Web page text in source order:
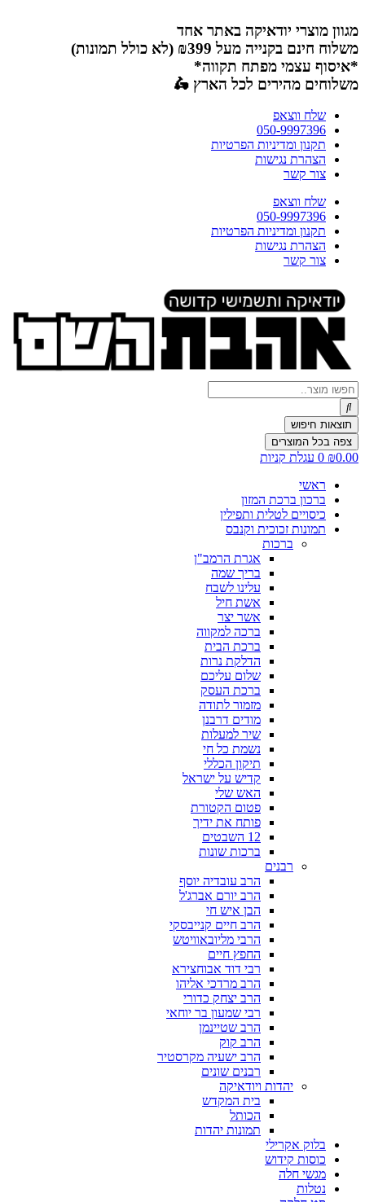
לתוכן
מגוון מוצרי יודאיקה באתר אחד
משלוח חינם בקנייה מעל ₪399 (לא כולל תמונות)
*איסוף עצמי מפתח תקווה*
משלוחים מהירים לכל הארץ 🛵
שלח ווצאפ
050-9997396
תקנון ומדיניות הפרטיות
הצהרת נגישות
צור קשר
שלח ווצאפ
050-9997396
תקנון ומדיניות הפרטיות
הצהרת נגישות
צור קשר
Search
...
תוצאות חיפוש
צפה בכל המוצרים
₪0.00
0 עגלת קניות
ראשי
ברכון ברכת המזון
כיסויים לטלית ותפילין
תמונות זכוכית וקנבס
ברכות
אגרת הרמב"ן
בריך שמה
עלינו לשבח
אשת חיל
אשר יצר
ברכה למקווה
ברכת הבית
הדלקת נרות
שלום עליכם
ברכת העסק
מזמור לתודה
מודים דרבנן
שיר למעלות
נשמת כל חי
תיקון הכללי
קדיש על ישראל
האש שלי
פטום הקטורת
פותח את ידיך
12 השבטים
ברכות שונות
רבנים
הרב עובדיה יוסף
הרב יורם אברג'ל
הבן איש חי
הרב חיים קנייבסקי
הרבי מליובאוויטש
החפץ חיים
רבי דוד אבוחצירא
הרב מרדכי אליהו
הרב יצחק כדורי
רבי שמעון בר יוחאי
הרב שטיינמן
הרב קוק
הרב ישעיה מקרסטיר
רבנים שונים
יהדות ויודאיקה
בית המקדש
הכותל
תמונות יהדות
בלוק אקרילי
כוסות קידוש
מגשי חלה
נטלות